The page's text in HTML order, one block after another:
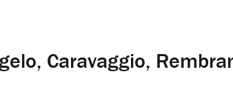
Caravaggio,